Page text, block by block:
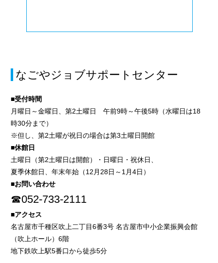
なごやジョブサポートセンター
■受付時間
月曜日～金曜日、第2土曜日 午前9時～午後5時（水曜日は18
時30分まで）
※但し、第2土曜が祝日の場合は第3土曜日開館
■休館日
土曜日（第2土曜日は開館）・日曜日・祝休日、
夏季休館日、年末年始（12月28日～1月4日）
■お問い合わせ
☎052-733-2111
■アクセス
名古屋市千種区吹上二丁目6番3号 名古屋市中小企業振興会館
（吹上ホール）6階
地下鉄吹上駅5番口から徒歩5分